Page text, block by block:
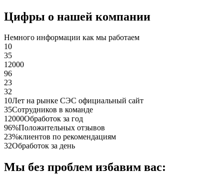
Цифры о нашей компании
Немного информации как мы работаем
10
35
12000
96
23
32
10Лет на рынке СЭС официальный сайт
35Сотрудников в команде
12000Обработок за год
96%Положительных отзывов
23%клиентов по рекомендациям
32Обработок за день
Мы без проблем избавим вас: